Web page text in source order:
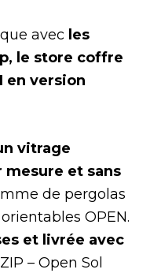
avec les
le store coffre
en version
vitrage
mesure et sans
de pergolas
OPEN.
et livrée avec
– Open Sol